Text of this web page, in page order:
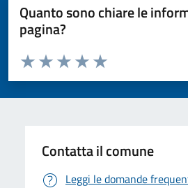
Quanto sono chiare le
pagina?
Valuta da 1 a 5 stelle la pagina
Valuta 5 stelle su 5
Valuta 4 stelle su 5
Valuta 3 stelle su 5
Valuta 2 stelle su 5
Valuta 1 stelle su 5
Contatta il comune
Leggi le domande